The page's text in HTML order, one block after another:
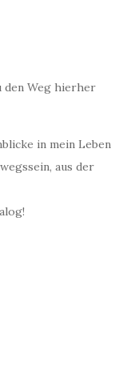
den Weg hierher
in mein Leben
aus der